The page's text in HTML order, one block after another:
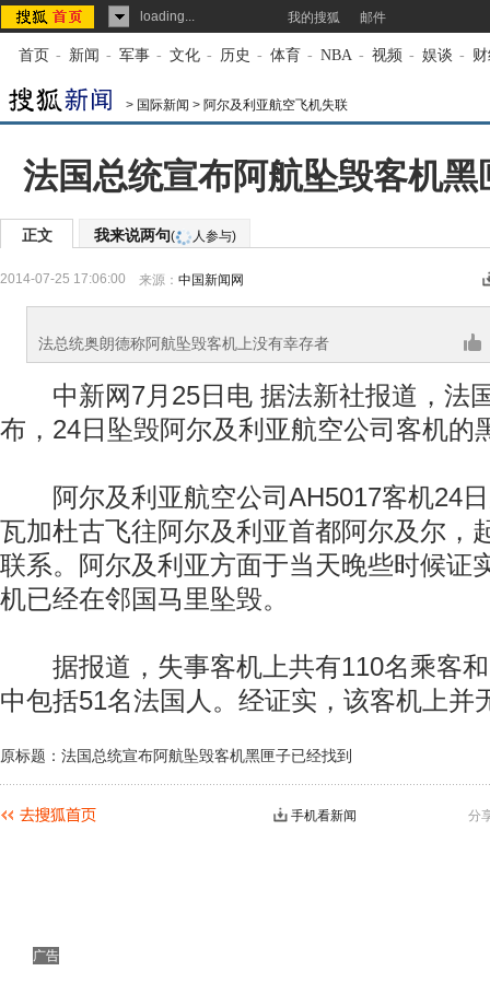
loading... 我的搜狐 邮件
首页 - 新闻 - 军事 - 文化 - 历史 - 体育 - NBA - 视频 - 娱谈 -
> 国际新闻 > 阿尔及利亚航空飞机失联
法国总统宣布阿航坠毁客机黑
正文 我来说两句( 人参与)
2014-07-25 17:06:00 来源： 中国新闻网
法总统奥朗德称阿航坠毁客机上没有幸存者
中新网7月25日电 据法新社报道，法
布，24日坠毁阿尔及利亚航空公司客机的
阿尔及利亚航空公司AH5017客机24日
瓦加杜古飞往阿尔及利亚首都阿尔及尔，
联系。阿尔及利亚方面于当天晚些时候证
机已经在邻国马里坠毁。
据报道，失事客机上共有110名乘客和
中包括51名法国人。经证实，该客机上并
原标题：法国总统宣布阿航坠毁客机黑匣子已经找到
分
手机看新闻
广告